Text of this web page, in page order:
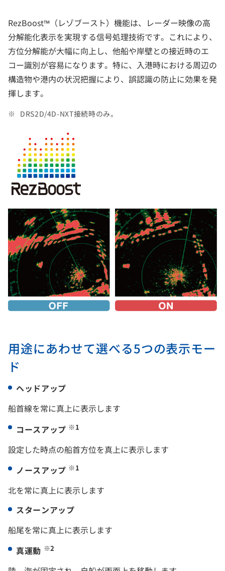
RezBoost™（レゾブースト）機能は、レーダー映像の高
分解能化表示を実現する信号処理技術です。これにより、
方位分解能が大幅に向上し、他船や岸壁との接近時のエ
コー識別が容易になります。特に、入港時における周辺の
構造物や港内の状況把握により、誤認識の防止に効果を発
揮します。
DRS2D/4D-NXT接続時のみ。
用途にあわせて選べる5つの表示モー
ド
ヘッドアップ
船首線を常に真上に表示します
コースアップ ※1
設定した時点の船首方位を真上に表示します
ノースアップ ※1
北を常に真上に表示します
スターンアップ
船尾を常に真上に表示します
真運動 ※2